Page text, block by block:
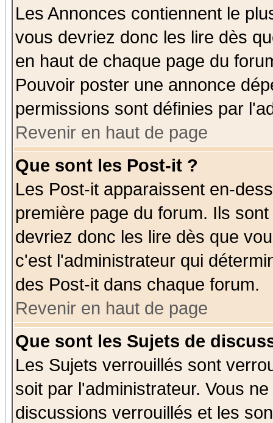
Les Annonces contiennent le
vous devriez donc les lire dès
en haut de chaque page du
Pouvoir poster une annonce
permissions sont définies par
Revenir en haut de page
Que sont les Post-it ?
Les Post-it apparaissent en-
première page du forum. Ils
devriez donc les lire dès que
c'est l'administrateur qui
des Post-it dans chaque forum.
Revenir en haut de page
Que sont les Sujets de
Les Sujets verrouillés sont
soit par l'administrateur. Vous
discussions verrouillés et les